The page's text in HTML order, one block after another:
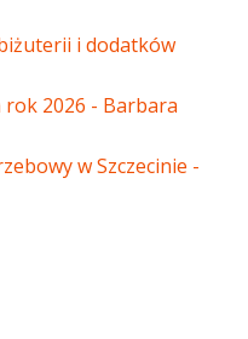
i dodatków
2026 - Barbara
w Szczecinie -